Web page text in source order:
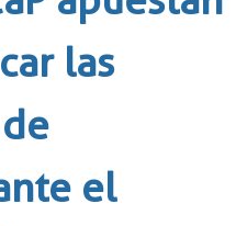
las
el